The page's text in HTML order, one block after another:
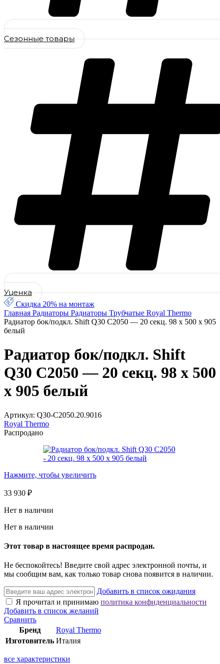
Сезонные товары
Уценка
Скидка 20% на монтаж
Главная Радиаторы Радиаторы Трубчатые Royal Thermo
Радиатор бок/подкл. Shift Q30 C2050 — 20 секц. 98 х 500 х 905
белый
Радиатор бок/подкл. Shift
Q30 C2050 — 20 секц. 98 х 500
х 905 белый
Артикул: Q30-C2050.20.9016
Royal Thermo
Распродано
Нажмите, чтобы увеличить
33 930 ₽
Нет в наличии
Нет в наличии
Этот товар в настоящее время распродан.
Не беспокойтесь! Введите свой адрес электронной почты, и
мы сообщим вам, как только товар снова появится в наличии.
Добавить в список ожидания
Я прочитал и принимаю политика конфиденциальности
Добавить в список желаний
Сравнить
Бренд
Royal Thermo
Изготовитель Италия
все характеристики